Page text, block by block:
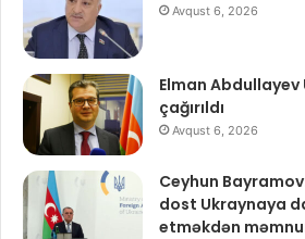
Avqust 6, 2026
Elman Abdullayev
çağırıldı
Avqust 6, 2026
Ceyhun
dost Ukraynaya
etməkdən